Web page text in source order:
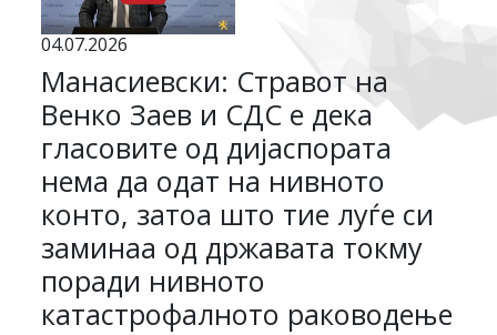
04.07.2026
Манасиевски: Стравот на
Венко Заев и СДС е дека
гласовите од дијаспората
нема да одат на нивното
конто, затоа што тие луѓе си
заминаа од државата токму
поради нивното
катастрофалното раководење